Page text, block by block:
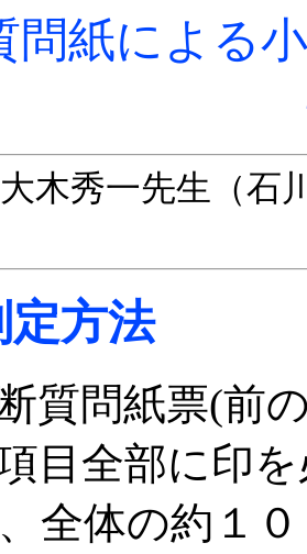
問紙による
木秀一先生（石
定方法
質問紙票(前
目全部に印
全体の約１